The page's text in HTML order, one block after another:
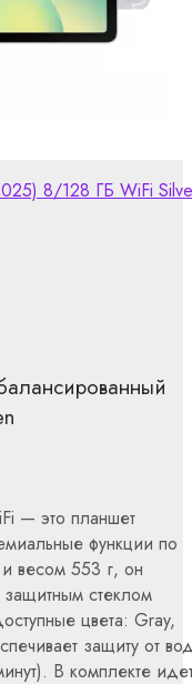
— это планшет
функции по
весом 553 г, он
стеклом
цвета: Gray,
защиту от
В комплекте
8/128 ГБ WiFi